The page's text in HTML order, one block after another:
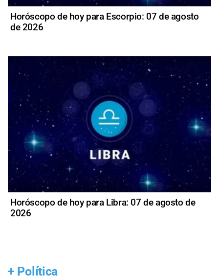
Horóscopo de hoy para Escorpio: 07 de agosto
de 2026
Horóscopo de hoy para Libra: 07 de agosto de
2026
+ Política